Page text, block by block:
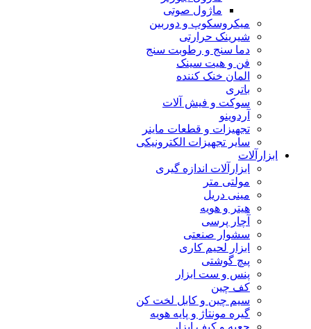
ماژول صوتی
میکروسکوپ و دوربین
شیرینک حرارتی
دما سنج و رطوبت سنج
فن و هیت سینک
المان خنک کننده
باتری
سوکت و فیش آلات
آردوینو
تجهیزات و قطعات ماینر
سایر تجهیزات الکترونیکی
ابزارآلات
ابزارآلات اندازه گیری
مولتی متر
مینی دریل
هیتر و هویه
آچار پرسی
سشوار صنعتی
ابزار لحیم کاری
پیچ گوشتی
پنس و ست ابزار
کف چین
سیم چین و کابل لخت کن
گیره مونتاژ و پایه هویه
جعبه و کیف ابزار